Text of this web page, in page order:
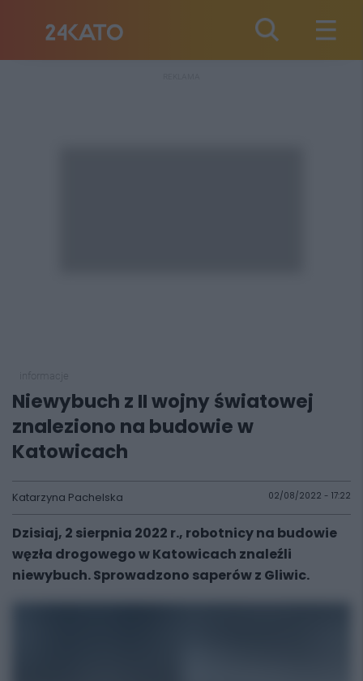
Niewybuch z II wojny światowej
znaleziono na budowie w
Katowicach
Katarzyna Pachelska 02/08/2022 - 17:22
Dzisiaj, 2 sierpnia 2022 r., robotnicy na budowie
węzła drogowego w Katowicach znaleźli
niewybuch. Sprowadzono saperów z Gliwic.